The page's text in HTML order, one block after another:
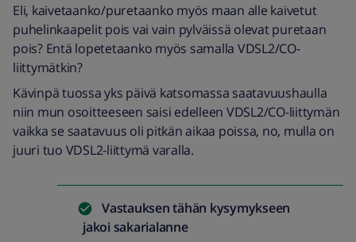
Eli, kaivetaanko/puretaanko myös maan alle kaivetut
puhelinkaapelit pois vai vain pylväissä olevat puretaan
pois? Entä lopetetaanko myös samalla VDSL2/CO-
liittymätkin?
Kävinpä tuossa yks päivä katsomassa saatavuushaulla
niin mun osoitteeseen saisi edelleen VDSL2/CO-liittymän
vaikka se saatavuus oli pitkän aikaa poissa, no, mulla on
juuri tuo VDSL2-liittymä varalla.
Vastauksen tähän kysymykseen
jakoi sakarialanne